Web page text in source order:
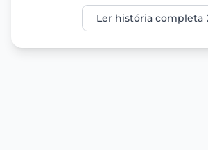
Ler história completa